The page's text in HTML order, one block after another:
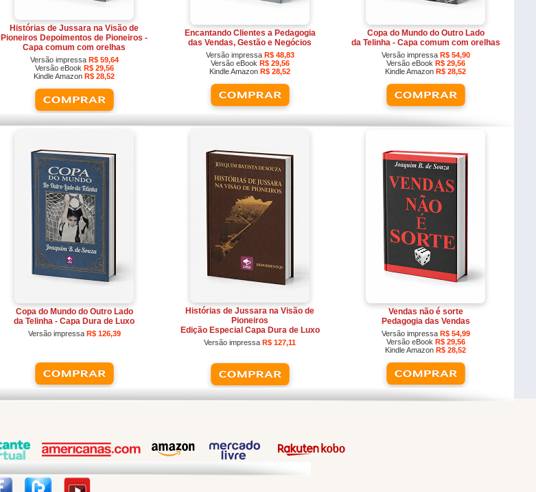
Histórias de Jussara na Visão de
Pioneiros Depoimentos de Pioneiros -
Capa comum com orelhas
Versão impressa R$ 59,64
Versão eBook R$ 29,56
Kindle Amazon R$ 28,52
Encantando Clientes a Pedagogia
das Vendas, Gestão e Negócios
Versão impressa R$ 48,83
Versão eBook R$ 29,56
Kindle Amazon R$ 28,52
Copa do Mundo do Outro Lado
da Telinha - Capa comum com orelhas
Versão impressa R$ 54,90
Versão eBook R$ 29,56
Kindle Amazon R$ 28,52
Copa do Mundo do Outro Lado
da Telinha - Capa Dura de Luxo
Versão impressa R$ 126,39
Histórias de Jussara na Visão de
Pioneiros
Edição Especial Capa Dura de Luxo
Versão impressa R$ 127,11
Vendas não é sorte
Pedagogia das Vendas
Versão impressa R$ 54,99
Versão eBook R$ 29,56
Kindle Amazon R$ 28,52